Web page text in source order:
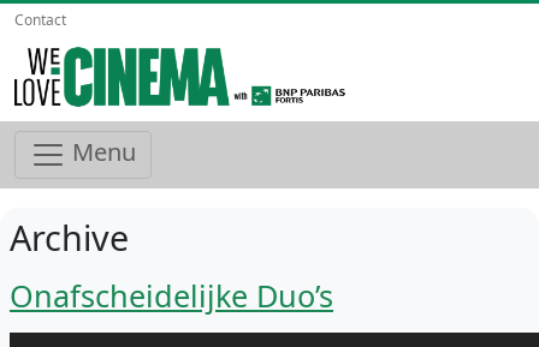
Contact
Menu
Archive
Onafscheidelijke Duo’s